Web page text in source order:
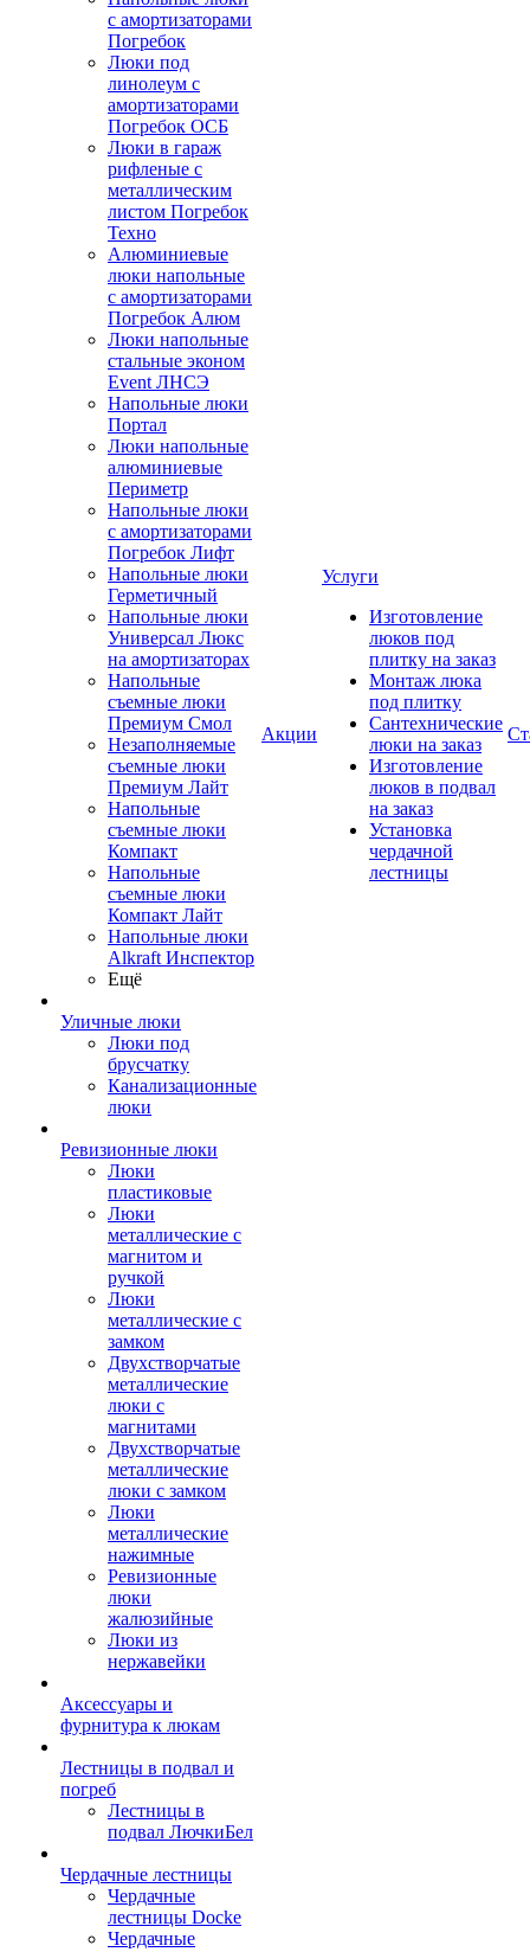
с амортизаторами
Погребок
Люки под
линолеум с
амортизаторами
Погребок ОСБ
Люки в гараж
рифленые с
металлическим
листом Погребок
Техно
Алюминиевые
люки напольные
с амортизаторами
Погребок Алюм
Люки напольные
стальные эконом
Event ЛНСЭ
Напольные люки
Портал
Люки напольные
алюминиевые
Периметр
Напольные люки
с амортизаторами
Погребок Лифт
Напольные люки
Герметичный
Напольные люки
Универсал Люкс
на амортизаторах
Напольные
съемные люки
Премиум Смол
Незаполняемые
съемные люки
Премиум Лайт
Напольные
съемные люки
Компакт
Напольные
съемные люки
Компакт Лайт
Напольные люки
Alkraft Инспектор
Ещё
Уличные люки
Люки под
брусчатку
Канализационные
люки
Ревизионные люки
Люки
пластиковые
Люки
металлические с
магнитом и
ручкой
Люки
металлические с
замком
Двухстворчатые
металлические
люки с
магнитами
Двухстворчатые
металлические
люки с замком
Люки
металлические
нажимные
Ревизионные
люки
жалюзийные
Люки из
нержавейки
Аксессуары и
фурнитура к люкам
Лестницы в подвал и
погреб
Лестницы в
подвал ЛючкиБел
Чердачные лестницы
Чердачные
лестницы Docke
Чердачные
Акции
Услуги
Изготовление
люков под
плитку на заказ
Монтаж люка
под плитку
Сантехнические
люки на заказ
Изготовление
люков в подвал
на заказ
Установка
чердачной
лестницы